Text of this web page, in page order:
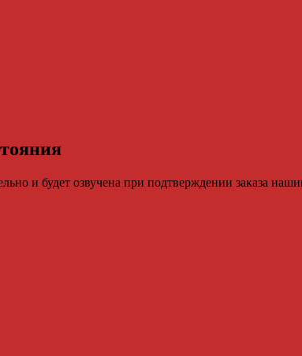
и будет озвучена при подтверждении заказа